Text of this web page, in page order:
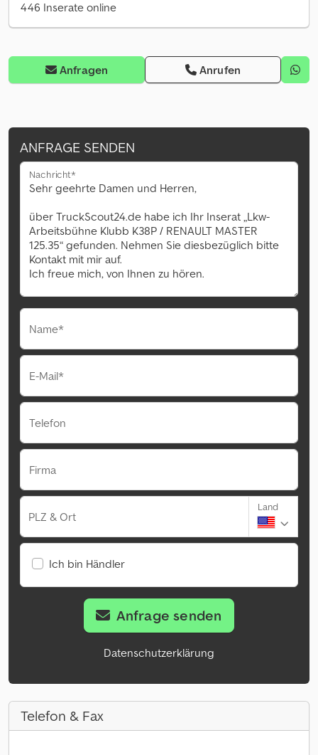
446 Inserate online
Anfragen Anrufen
ANFRAGE SENDEN
Nachricht*
Name*
E-Mail*
Telefon
Firma
PLZ & Ort
Land
Ich bin Händler
Anfrage senden
Datenschutzerklärung
Telefon & Fax